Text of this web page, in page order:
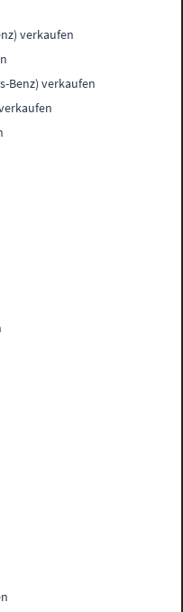
verkaufen
Benz) verkaufen